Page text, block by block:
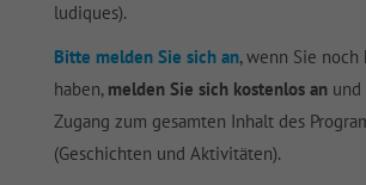
ludiques).
Bitte melden Sie sich an, wenn Sie noch
haben, melden Sie sich kostenlos anund
Zugang zum gesamten Inhalt des
(Geschichten und Aktivitäten).